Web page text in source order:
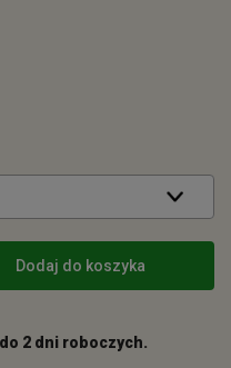
Dodaj do koszyka
do 2 dni roboczych.